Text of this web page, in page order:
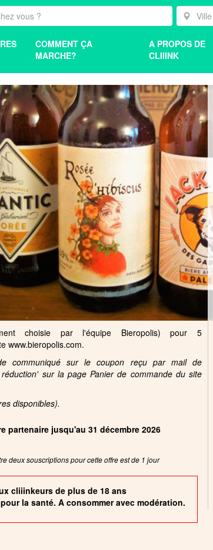
COMMENT ÇA
MARCHE?
A PROPOS DE
CLIIINK
choisie par l'équipe Bieropolis) pour 5
www.bieropolis.com.
communiqué sur le coupon reçu par mail de
sur la page Panier de commande du site
disponibles).
partenaire jusqu'au 31 décembre 2026
deux souscriptions pour cette offre est de 1 jour
cliiinkeurs de plus de 18 ans
la santé. A consommer avec modération.